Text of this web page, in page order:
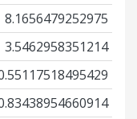
8.1656479252975
3.5462958351214